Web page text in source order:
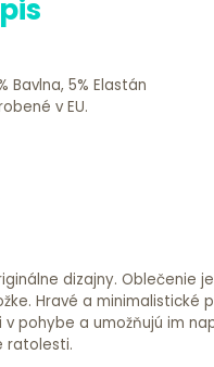
Bavlna, 5% Elastán
v EU.
dizajny. Oblečenie
Hravé a minimalistické
a umožňujú im
ratolesti.